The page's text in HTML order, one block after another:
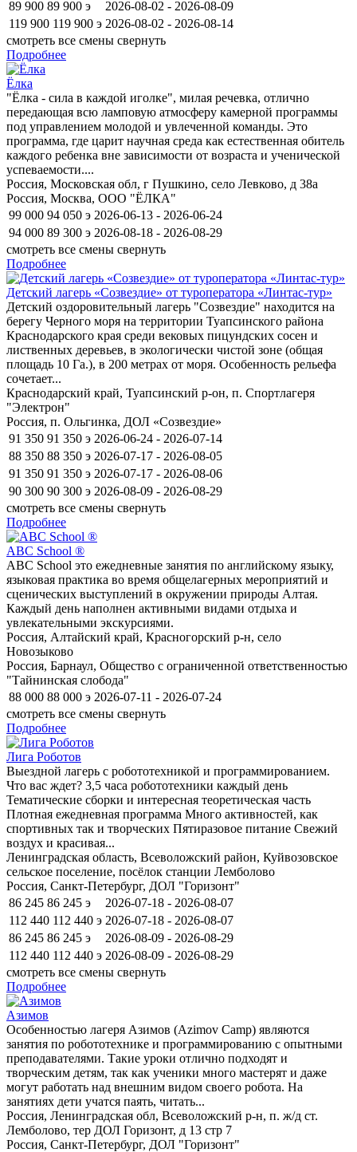
89 900 89 900 э
2026-08-02 - 2026-08-09
119 900 119 900 э 2026-08-02 - 2026-08-14
смотреть все смены свернуть
Подробнее
Ёлка
"Ёлка - сила в каждой иголке", милая речевка, отлично
передающая всю ламповую атмосферу камерной программы
под управлением молодой и увлеченной команды. Это
программа, где царит научная среда как естественная обитель
каждого ребенка вне зависимости от возраста и ученической
успеваемости....
Россия, Московская обл, г Пушкино, село Левково, д 38а
Россия, Москва, ООО "ЁЛКА"
99 000 94 050 э 2026-06-13 - 2026-06-24
94 000 89 300 э 2026-08-18 - 2026-08-29
смотреть все смены свернуть
Подробнее
Детский лагерь «Созвездие» от туроператора «Линтас-тур»
Детский оздоровительный лагерь "Созвездие" находится на
берегу Черного моря на территории Туапсинского района
Краснодарского края среди вековых пицундских сосен и
лиственных деревьев, в экологически чистой зоне (общая
площадь 10 Га.), в 200 метрах от моря. Особенность рельефа
сочетает...
Краснодарский край, Туапсинский р-он, п. Спортлагеря
"Электрон"
Россия, п. Ольгинка, ДОЛ «Созвездие»
91 350 91 350 э 2026-06-24 - 2026-07-14
88 350 88 350 э 2026-07-17 - 2026-08-05
91 350 91 350 э 2026-07-17 - 2026-08-06
90 300 90 300 э 2026-08-09 - 2026-08-29
смотреть все смены свернуть
Подробнее
ABC School ®
ABC School это ежедневные занятия по английскому языку,
языковая практика во время общелагерных мероприятий и
сценических выступлений в окружении природы Алтая.
Каждый день наполнен активными видами отдыха и
увлекательными экскурсиями.
Россия, Алтайский край, Красногорский р-н, село
Новозыково
Россия, Барнаул, Общество с ограниченной ответственностью
"Тайнинская слобода"
88 000 88 000 э 2026-07-11 - 2026-07-24
смотреть все смены свернуть
Подробнее
Лига Роботов
Выездной лагерь с робототехникой и программированием.
Что вас ждет? 3,5 часа робототехники каждый день
Тематические сборки и интересная теоретическая часть
Плотная ежедневная программа Много активностей, как
спортивных так и творческих Пятиразовое питание Свежий
воздух и красивая...
Ленинградская область, Всеволожский район, Куйвозовское
сельское поселение, посёлок станции Лемболово
Россия, Санкт-Петербург, ДОЛ "Горизонт"
86 245 86 245 э
2026-07-18 - 2026-08-07
112 440 112 440 э 2026-07-18 - 2026-08-07
86 245 86 245 э
2026-08-09 - 2026-08-29
112 440 112 440 э 2026-08-09 - 2026-08-29
смотреть все смены свернуть
Подробнее
Азимов
Особенностью лагеря Азимов (Azimov Camp) являются
занятия по робототехнике и программированию с опытными
преподавателями. Такие уроки отлично подходят и
творческим детям, так как ученики много мастерят и даже
могут работать над внешним видом своего робота. На
занятиях дети учатся паять, читать...
Россия, Ленинградская обл, Всеволожский р-н, п. ж/д ст.
Лемболово, тер ДОЛ Горизонт, д 13 стр 7
Россия, Санкт-Петербург, ДОЛ "Горизонт"